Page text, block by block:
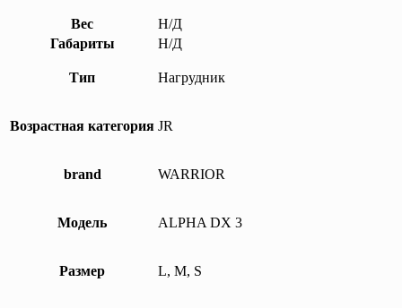
Вес
Н/Д
Габариты
Н/Д
Тип Нагрудник
Возрастная категория JR
brand WARRIOR
Модель ALPHA DX 3
Размер L, M, S